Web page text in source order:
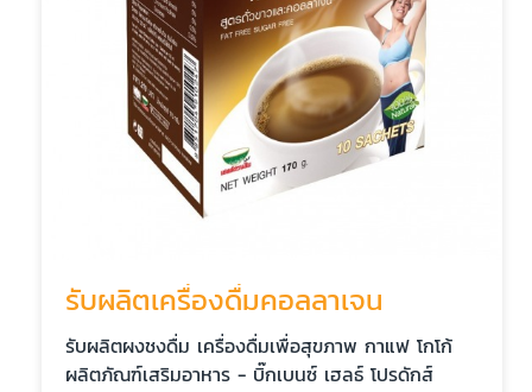
รับผลิตเครื่องดื่มคอลลาเจน
รับผลิตผงชงดื่ม เครื่องดื่มเพื่อสุขภาพ กาแฟ โกโก้
ผลิตภัณฑ์เสริมอาหาร - บิ๊กเบนซ์ เฮลธ์ โปรดักส์